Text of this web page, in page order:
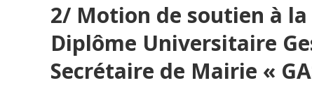
2/ Motion de soutien à
Diplôme Universitaire
Secrétaire de Mairie «